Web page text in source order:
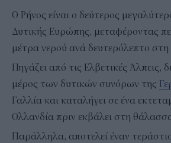
Ο Ρήνος είναι ο δεύτερος
Δυτικής Ευρώπης, μεταφέροντας
μέτρα νερού ανά δευτερόλεπτο
Πηγάζει από τις Ελβετικές Άλπεις,
μέρος των δυτικών συνόρων της
Γαλλία και καταλήγει σε ένα
Ολλανδία πριν εκβάλει στη
Παράλληλα, αποτελεί έναν